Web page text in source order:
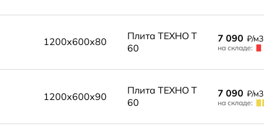
1200x600x80
Плита ТЕХНО Т
60
7 090 ₽/м3
на складе:
1200x600x90
Плита ТЕХНО Т
60
7 090 ₽/м3
на складе: